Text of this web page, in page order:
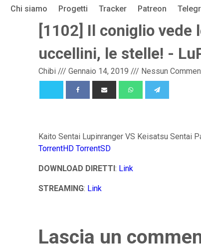
Chi siamo Progetti Tracker Patreon
[1102] Il coniglio vede
uccellini, le stelle! -
Chibi /// Gennaio 14, 2019 /// Nessun
Kaito Sentai Lupinranger VS Keisatsu Sentai
TorrentHD TorrentSD
DOWNLOAD DIRETTI: Link
STREAMING: Link
Lascia un